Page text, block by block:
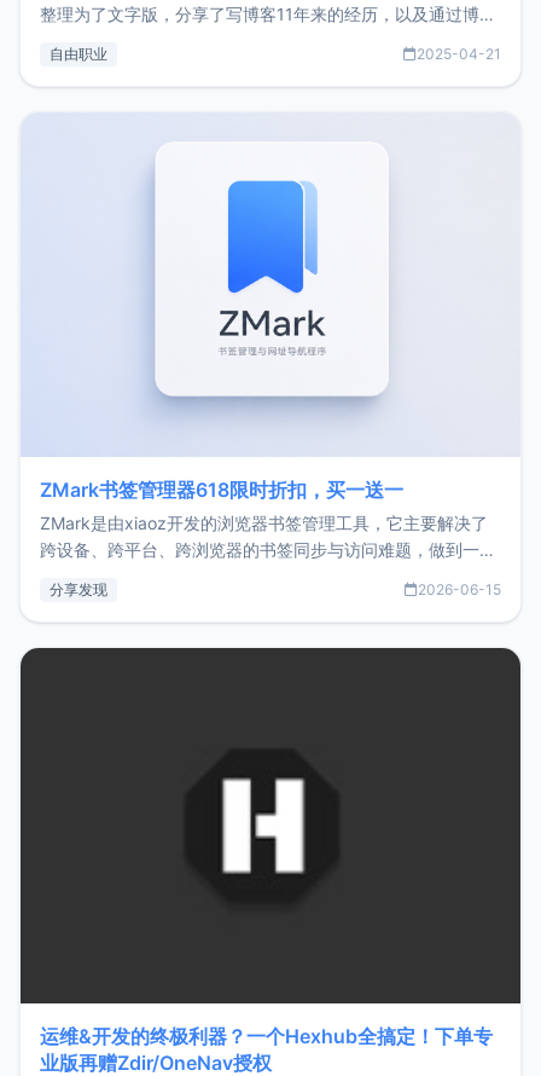
整理为了文字版，分享了写博客11年来的经历，以及通过博客
了我的首个产品ImgURL的真实数据和产品现状。自我介绍大
自由职业 2025-04-21
ZMark书签管理器618限时折扣，买一送一
ZMark是由xiaoz开发的浏览器书签管理工具，它主要解决了
跨设备、跨平台、跨浏览器的书签同步与访问难题，做到一处
用，让管理更高效。ZMark官网地址：
分享发现 2026-06-15
运维&开发的终极利器？一个Hexhub全搞定！下单专
业版再赠Zdir/OneNav授权